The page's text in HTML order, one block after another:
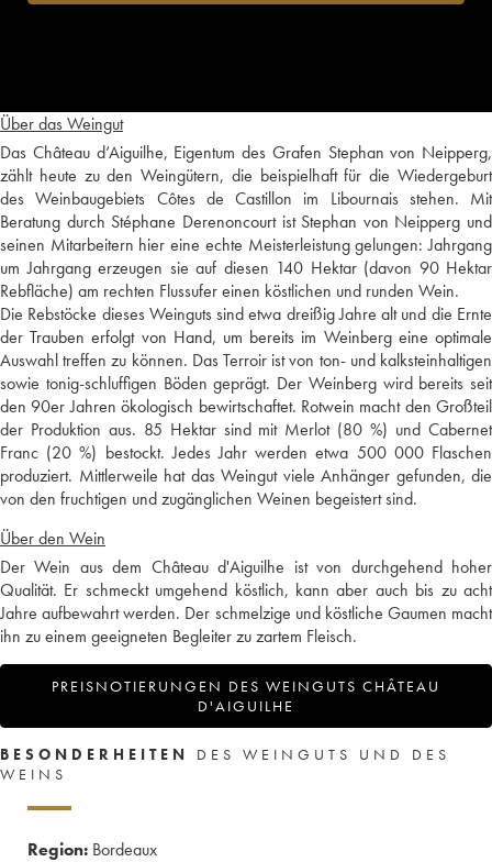
Über das Weingut
Das Château d‘Aiguilhe, Eigentum des Grafen Stephan von Neipperg,
zählt heute zu den Weingütern, die beispielhaft für die Wiedergeburt
des Weinbaugebiets Côtes de Castillon im Libournais stehen. Mit
Beratung durch Stéphane Derenoncourt ist Stephan von Neipperg und
seinen Mitarbeitern hier eine echte Meisterleistung gelungen: Jahrgang
um Jahrgang erzeugen sie auf diesen 140 Hektar (davon 90 Hektar
Rebfläche) am rechten Flussufer einen köstlichen und runden Wein.
Die Rebstöcke dieses Weinguts sind etwa dreißig Jahre alt und die Ernte
der Trauben erfolgt von Hand, um bereits im Weinberg eine optimale
Auswahl treffen zu können. Das Terroir ist von ton- und kalksteinhaltigen
sowie tonig-schluffigen Böden geprägt. Der Weinberg wird bereits seit
den 90er Jahren ökologisch bewirtschaftet. Rotwein macht den Großteil
der Produktion aus. 85 Hektar sind mit Merlot (80 %) und Cabernet
Franc (20 %) bestockt. Jedes Jahr werden etwa 500 000 Flaschen
produziert. Mittlerweile hat das Weingut viele Anhänger gefunden, die
von den fruchtigen und zugänglichen Weinen begeistert sind.
Über den Wein
Der Wein aus dem Château d'Aiguilhe ist von durchgehend hoher
Qualität. Er schmeckt umgehend köstlich, kann aber auch bis zu acht
Jahre aufbewahrt werden. Der schmelzige und köstliche Gaumen macht
ihn zu einem geeigneten Begleiter zu zartem Fleisch.
PREISNOTIERUNGEN DES WEINGUTS CHÂTEAU
D'AIGUILHE
BESONDERHEITEN
DES WEINGUTS UND DES
WEINS
Region: Bordeaux